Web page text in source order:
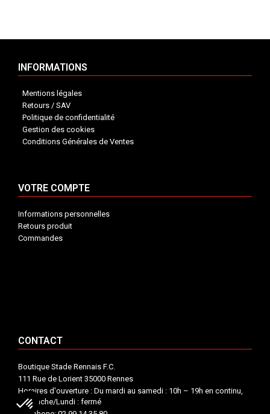
INFORMATIONS
Mentions légales
Retours / SAV
Politique de confidentialité
Gestion des cookies
Conditions Générales de Ventes
VOTRE COMPTE
Informations personnelles
Retours produit
Commandes
CONTACT
Boutique Stade Rennais F.C.
111 Rue de Lorient 35000 Rennes
Horaires d'ouverture : Du mardi au samedi : 10h – 19h en continu,
Dimanche/Lundi : fermé